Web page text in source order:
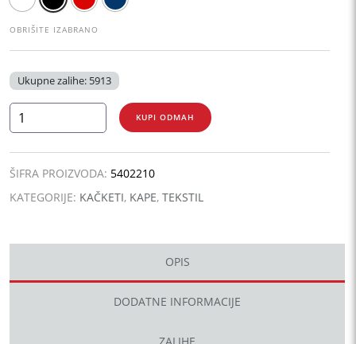
OBRIŠITE IZABRANO
Ukupne zalihe: 5913
STAR
količina
KUPI ODMAH
ŠIFRA PROIZVODA: 5402210
KATEGORIJE: KAČKETI, KAPE, TEKSTIL
OPIS
DODATNE INFORMACIJE
ZALIHE